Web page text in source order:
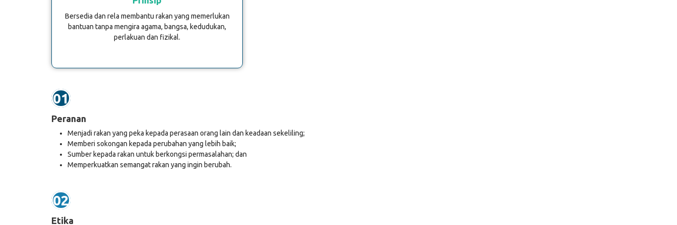
Bersedia dan rela membantu rakan yang memerlukan
bantuan tanpa mengira agama, bangsa, kedudukan,
perlakuan dan fizikal.
01
Peranan
Menjadi rakan yang peka kepada perasaan orang lain dan keadaan sekeliling;
Memberi sokongan kepada perubahan yang lebih baik;
Sumber kepada rakan untuk berkongsi permasalahan; dan
Memperkuatkan semangat rakan yang ingin berubah.
02
Etika